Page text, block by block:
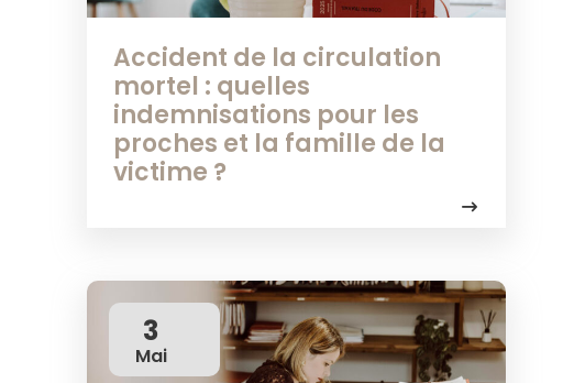
Accident de la circulation
mortel : quelles
indemnisations pour les
proches et la famille de la
victime ?
3
Mai